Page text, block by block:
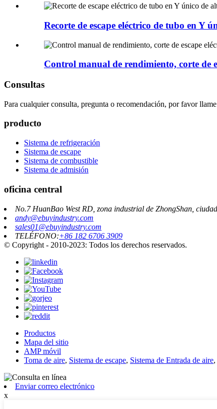
Recorte de escape eléctrico de tubo en
Control manual de rendimiento, corte de
Consultas
Para cualquier consulta, pregunta o recomendación, por favor
producto
Sistema de refrigeración
Sistema de escape
Sistema de combustible
Sistema de admisión
oficina central
No.7 HuanBao West RD, zona industrial de ZhongShan,
andy@ebuyindustry.com
sales01@ebuyindustry.com
TELÉFONO:+86 182 6706 3909
© Copyright - 2010-2023: Todos los derechos reservados.
Productos
Mapa del sitio
AMP móvil
Toma de aire, Sistema de escape, Sistema de Entrada de aire,
Enviar correo electrónico
x